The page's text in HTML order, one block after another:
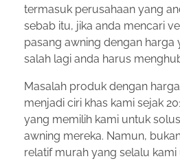
termasuk perusahaan yang
sebab itu, jika anda mencari
pasang awning dengan harga
salah lagi anda harus
Masalah produk dengan
menjadi ciri khas kami sejak
yang memilih kami untuk
awning mereka. Namun,
relatif murah yang selalu kami